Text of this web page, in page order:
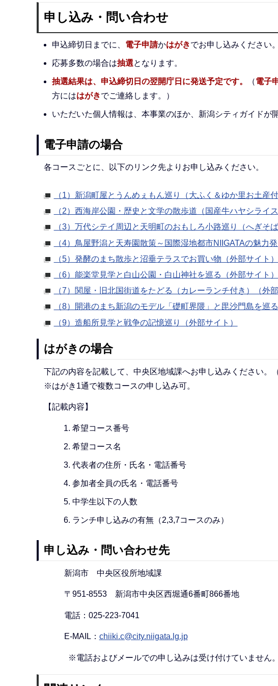
申し込み・問い合わせ
申込締切日までに、 電子申請かはがきでお申し込みください
応募多数の場合は抽選となります。
抽選結果は、申込締切日の翌開庁日に発送予定です。 （電子
方にははがきでご連絡します。）
いただいた個人情報は、本事業のほか、新潟シティガイドが
電子申請の場合
各コースごとに、以下のリンク先よりお申し込みください。
（1）新潟町屋とうんめぇもん巡り（大ふく＆ゆか里お土産
（2）西海岸公園・歴史と文学の散歩道（国産牛ハヤシライ
（3）万代シテイ周辺と天明町のおもしろ小路巡り（へぎそ
（4）鳥屋野潟と天寿園散策～国際湿地都市NIIGATAの魅力
（5）発酵のまち散歩と沼垂テラスでお買い物（外部サイト）
（6）能楽堂見学と白山公園・白山神社を巡る（外部サイト）
（7）関屋・旧北国街道をたどる（カレーランチ付き）（外部
（8）開港のまち新潟のモデル「礎町界隈」と毘沙門島を巡
（9）造船所見学と戦争の記憶巡り（外部サイト）
はがきの場合
下記の内容を記載して、中央区地域課へお申し込みください。
※はがき1通で複数コースの申し込み可。
【記載内容】
希望コース番号
希望コース名
代表者の住所・氏名・電話番号
参加者全員の氏名・電話番号
中学生以下の人数
ランチ申し込みの有無（2,3,7コースのみ）
申し込み・問い合わせ先
新潟市 中央区役所地域課
〒951-8553 新潟市中央区西堀通6番町866番地
電話：025-223-7041
E-MAIL： chiiki.c@city.niigata.lg.jp
※電話およびメールでの申し込みは受け付けていません。